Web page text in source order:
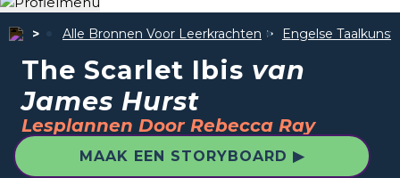
Alle Bronnen Voor Leerkrachten Engelse Taalkunst
The Scarlet Ibis van
James Hurst
Lesplannen Door Rebecca Ray
MAAK EEN STORYBOARD ▶